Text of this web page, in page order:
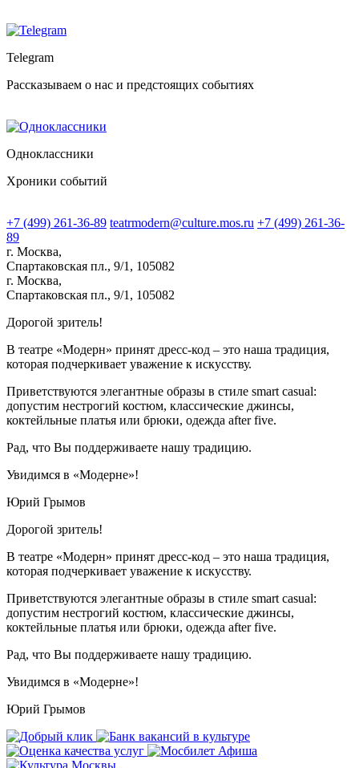
Telegram
Рассказываем о нас и предстоящих событиях
Одноклассники
Хроники событий
+7 (499) 261-36-89 teatrmodern@culture.mos.ru +7 (499) 261-36-
89
г. Москва,
Спартаковская пл., 9/1, 105082
г. Москва,
Спартаковская пл., 9/1, 105082
Дорогой зритель!
В театре «Модерн» принят дресс-код – это наша традиция,
которая подчеркивает уважение к искусству.
Приветствуются элегантные образы в стиле smart casual:
допустим нестрогий костюм, классические джинсы,
коктейльные платья или брюки, одежда after five.
Рад, что Вы поддерживаете нашу традицию.
Увидимся в «Модерне»!
Юрий Грымов
Дорогой зритель!
В театре «Модерн» принят дресс-код – это наша традиция,
которая подчеркивает уважение к искусству.
Приветствуются элегантные образы в стиле smart casual:
допустим нестрогий костюм, классические джинсы,
коктейльные платья или брюки, одежда after five.
Рад, что Вы поддерживаете нашу традицию.
Увидимся в «Модерне»!
Юрий Грымов